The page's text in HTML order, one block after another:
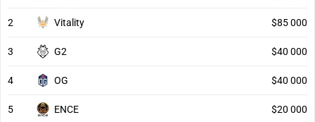
2 Vitality $85 000
3 G2 $40 000
4 OG $40 000
5 ENCE $20 000